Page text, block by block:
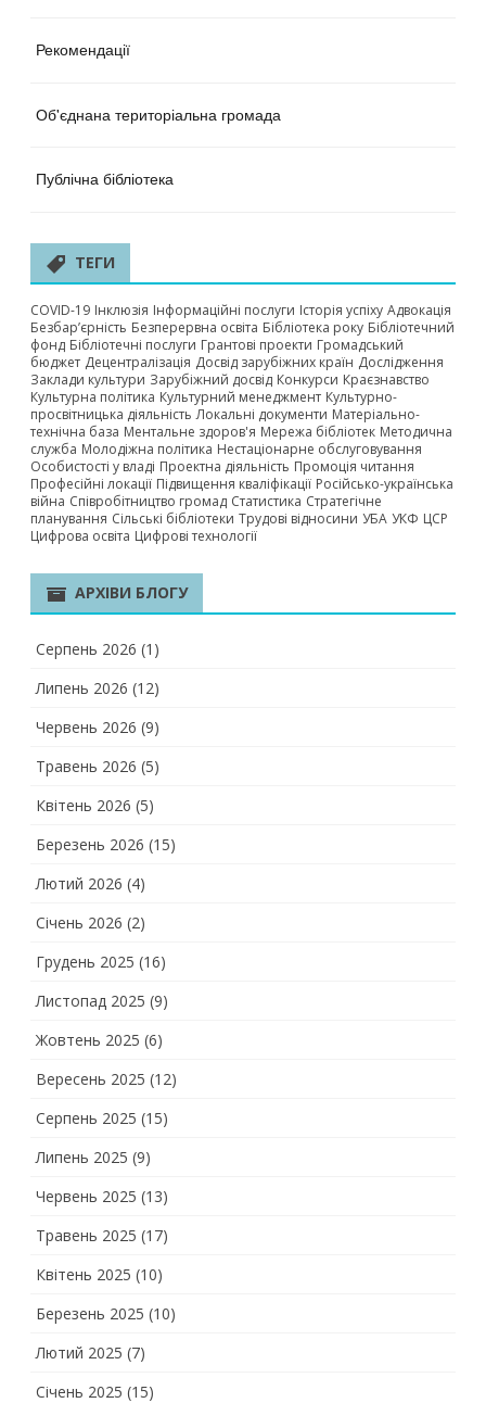
Рекомендації
Об'єднана територіальна громада
Публічна бібліотека
ТЕГИ
COVID-19 Інклюзія Інформаційні послуги Історія успіху Адвокація
Безбар’єрність Безперервна освіта Бібліотека року Бібліотечний
фонд Бібліотечні послуги Грантові проекти Громадський
бюджет Децентралізація Досвід зарубіжних країн Дослідження
Заклади культури Зарубіжний досвід Конкурси Краєзнавство
Культурна політика Культурний менеджмент Культурно-
просвітницька діяльність Локальні документи Матеріально-
технічна база Ментальне здоров'я Мережа бібліотек Методична
служба Молодіжна політика Нестаціонарне обслуговування
Особистості у владі Проектна діяльність Промоція читання
Професійні локації Підвищення кваліфікації Російсько-українська
війна Співробітництво громад Статистика Стратегічне
планування Сільські бібліотеки Трудові відносини УБА УКФ ЦСР
Цифрова освіта Цифрові технології
АРХІВИ БЛОГУ
Серпень 2026 (1)
Липень 2026 (12)
Червень 2026 (9)
Травень 2026 (5)
Квітень 2026 (5)
Березень 2026 (15)
Лютий 2026 (4)
Січень 2026 (2)
Грудень 2025 (16)
Листопад 2025 (9)
Жовтень 2025 (6)
Вересень 2025 (12)
Серпень 2025 (15)
Липень 2025 (9)
Червень 2025 (13)
Травень 2025 (17)
Квітень 2025 (10)
Березень 2025 (10)
Лютий 2025 (7)
Січень 2025 (15)